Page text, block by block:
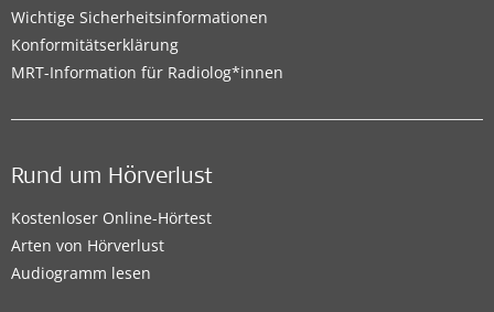
Wichtige Sicherheitsinformationen
Konformitätserklärung
MRT-Information für Radiolog*innen
Rund um Hörverlust
Kostenloser Online-Hörtest
Arten von Hörverlust
Audiogramm lesen